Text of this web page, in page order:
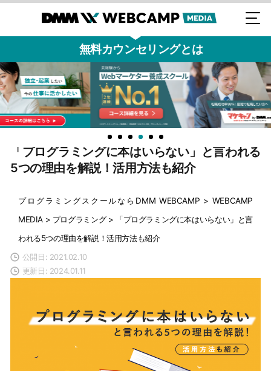
無料カウンセリングとは
「プログラミングに本はいらない」と言われる
5つの理由を解説！活用方法も紹介
プログラミングスクールならDMM WEBCAMP > WEBCAMP
MEDIA > プログラミング>
「プログラミングに本はいらない」と言
われる5つの理由を解説！活用方法も紹介
公開日: 2021.02.10
更新日: 2024.01.11